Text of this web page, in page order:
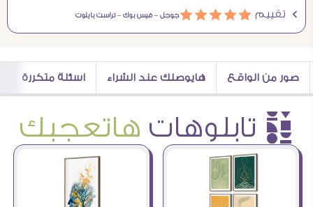
Ö تقييم áááááجوجل –فيس بوك –تراست بايلوت
صور من الواقع هايوصلك عند الشراء اسئلة متكررة
è تابلوهات هاتعجبك